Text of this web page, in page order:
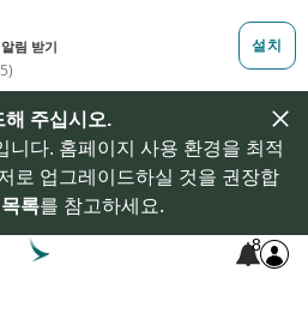
해 주십시오.
니다. 홈페이지 사용 환경을 최적
로 업그레이드하실 것을 권장합
록를 참고하세요.
8